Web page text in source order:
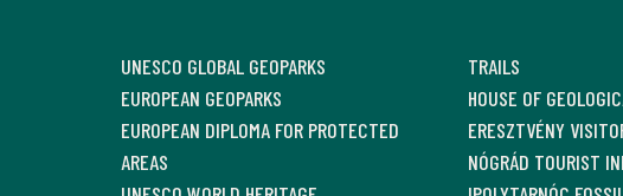
UNESCO GLOBAL GEOPARKS
EUROPEAN GEOPARKS
EUROPEAN DIPLOMA FOR PROTECTED
AREAS
TRAILS
HOUSE OF
ERESZTVÉNY
NÓGRÁD TOURIST